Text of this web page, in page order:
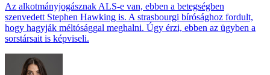
Az alkotmányjogásznak ALS-e van, ebben a betegségben
szenvedett Stephen Hawking is. A strasbourgi bírósághoz fordult,
hogy hagyják méltósággal meghalni. Úgy érzi, ebben az ügyben a
sorstársait is képviseli.